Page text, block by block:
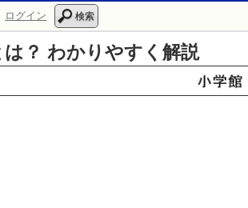
ログイン 検索
は？ わかりやすく解説